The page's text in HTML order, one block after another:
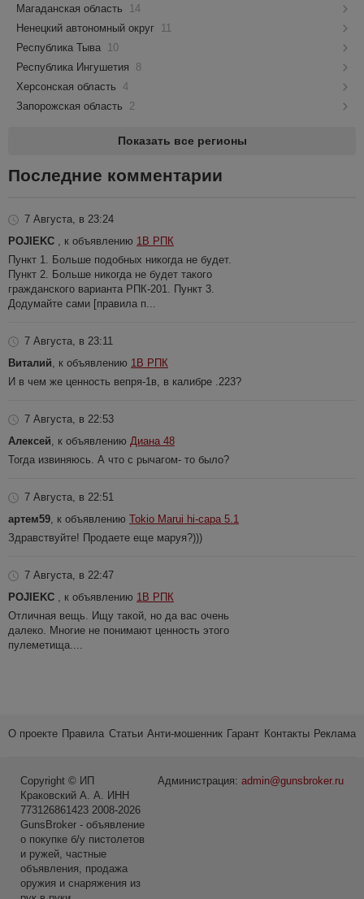
Магаданская область
14
Ненецкий автономный округ 11
Республика Тыва 10
Республика Ингушетия
8
Херсонская область 4
Запорожская область
2
Показать все регионы
Последние комментарии
7 Августа, в 23:24
POJIEKC
, к объявлению 1В РПК
Пункт 1. Больше подобных никогда не будет.
Пункт 2. Больше никогда не будет такого
гражданского варианта РПК-201. Пункт 3.
Додумайте сами [правила п...
7 Августа, в 23:11
Виталий , к объявлению 1В РПК
И в чем же ценность вепря-1в, в калибре .223?
7 Августа, в 22:53
Алексей , к объявлению Диана 48
Тогда извиняюсь. А что с рычагом- то было?
7 Августа, в 22:51
артем59 , к объявлению Tokio Marui hi-capa 5.1
Здравствуйте! Продаете еще маруя?)))
7 Августа, в 22:47
POJIEKC
, к объявлению 1В РПК
Отличная вещь. Ищу такой, но да вас очень
далеко. Многие не понимают ценность этого
пулеметища....
О проекте Правила Статьи Анти-мошенник Гарант Контакты Реклама
Администрация: admin@gunsbroker.ru
Copyright © ИП
Краковский А. А. ИНН
773126861423 2008-2026
GunsBroker - объявление
о покупке б/у пистолетов
и ружей, частные
объявления, продажа
оружия и снаряжения из